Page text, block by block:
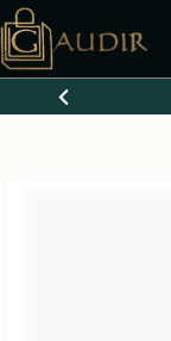
al
contenido
-30%